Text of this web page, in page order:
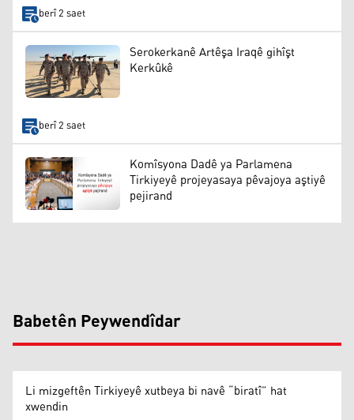
berî 2 saet
Serokerkanê Artêşa Iraqê gihîşt
Kerkûkê
berî 2 saet
Komîsyona Dadê ya Parlamena
Tirkiyeyê projeyasaya pêvajoya aştiyê
pejirand
Babetên Peywendîdar
Li mizgeftên Tirkiyeyê xutbeya bi navê “biratî” hat
xwendin